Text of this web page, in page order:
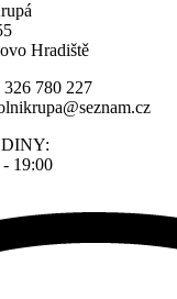
Hradiště
780 227
19:00